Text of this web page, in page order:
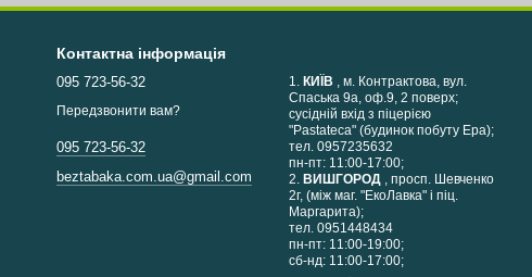
Контактна інформація
095 723-56-32
Передзвонити вам?
095 723-56-32
beztabaka.com.ua@gmail.com
1. КИЇВ , м. Контрактова, вул.
Спаська 9а, оф.9, 2 поверх;
сусідній вхід з піцерією
"Pastateca" (будинок побуту Ера);
тел. 0957235632
пн-пт: 11:00-17:00;
2. ВИШГОРОД , просп. Шевченко
2г, (між маг. "ЕкоЛавка" і піц.
Маргарита);
тел. 0951448434
пн-пт: 11:00-19:00;
сб-нд: 11:00-17:00;